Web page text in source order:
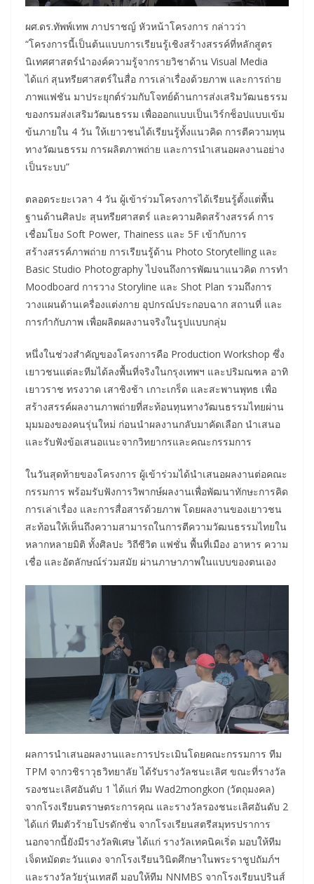
ผศ.ดร.ทัพพ์เทพ ภาปราชญ์ หัวหน้าโครงการ กล่าวว่า
“โครงการนี้เป็นต้นแบบการเรียนรู้เชิงสร้างสรรค์ที่หลักสูตร
นิเทศศาสตร์นำองค์ความรู้จากรายวิชาด้าน Visual Media
ได้แก่ สุนทรียศาสตร์ในสื่อ การเล่าเรื่องด้วยภาพ และการถ่าย
ภาพแฟชัน มาประยุกต์ร่วมกับโจทย์ด้านการส่งเสริมวัฒนธรรม
ของกรมส่งเสริมวัฒนธรรม เพื่อออกแบบเป็นเวิร์กช็อปแบบเข้ม
ข้นภายใน 4 วัน ให้เยาวชนได้เรียนรู้ทั้งแนวคิด การตีความทุน
ทางวัฒนธรรม การผลิตภาพถ่าย และการนำเสนอผลงานอย่าง
เป็นระบบ”
ตลอดระยะเวลา 4 วัน ผู้เข้าร่วมโครงการได้เรียนรู้ตั้งแต่พื้น
ฐานด้านศิลปะ สุนทรียศาสตร์ และความคิดสร้างสรรค์ การ
เชื่อมโยง Soft Power, Thainess และ 5F เข้ากับการ
สร้างสรรค์ภาพถ่าย การเรียนรู้ด้าน Photo Storytelling และ
Basic Studio Photography ไปจนถึงการพัฒนาแนวคิด การทำ
Moodboard การวาง Storyline และ Shot Plan รวมถึงการ
วางแผนด้านเครื่องแต่งกาย อุปกรณ์ประกอบฉาก สถานที่ และ
การกำกับภาพ เพื่อผลิตผลงานจริงในรูปแบบกลุ่ม
หนึ่งในช่วงสำคัญของโครงการคือ Production Workshop ซึ่ง
เยาวชนแต่ละทีมได้ลงพื้นที่จริงในกรุงเทพฯ และปริมณฑล อาทิ
เยาวราช ทรงวาด เสาชิงช้า เกาะเกร็ด และสะพานพุทธ เพื่อ
สร้างสรรค์ผลงานภาพถ่ายที่สะท้อนทุนทางวัฒนธรรมไทยผ่าน
มุมมองของคนรุ่นใหม่ ก่อนนำผลงานกลับมาคัดเลือก นำเสนอ
และรับฟังข้อเสนอแนะจากวิทยากรและคณะกรรมการ
ในวันสุดท้ายของโครงการ ผู้เข้าร่วมได้นำเสนอผลงานต่อคณะ
กรรมการ พร้อมรับฟังการวิพากษ์ผลงานเพื่อพัฒนาทักษะการคิด
การเล่าเรื่อง และการสื่อสารด้วยภาพ โดยผลงานของเยาวชน
สะท้อนให้เห็นถึงความสามารถในการตีความวัฒนธรรมไทยใน
หลากหลายมิติ ทั้งศิลปะ วิถีชีวิต แฟชั่น พื้นที่เมือง อาหาร ความ
เชื่อ และอัตลักษณ์ร่วมสมัย ผ่านภาษาภาพในแบบของตนเอง
ผลการนำเสนอผลงานและการประเมินโดยคณะกรรมการ ทีม
TPM จากวชิราวุธวิทยาลัย ได้รับรางวัลชนะเลิศ ขณะที่รางวัล
รองชนะเลิศอันดับ 1 ได้แก่ ทีม Wad2mongkon (วัตถุมงคล)
จากโรงเรียนตราษตระการคุณ และรางวัลรองชนะเลิศอันดับ 2
ได้แก่ ทีมตัวร้ายโปรดักชั่น จากโรงเรียนสตรีสมุทรปราการ
นอกจากนี้ยังมีรางวัลพิเศษ ได้แก่ รางวัลเทคนิคเริ่ด มอบให้ทีม
เจ็ดหมัดตะวันแดง จากโรงเรียนวินิตศึกษาในพระราชูปถัมภ์ฯ
และรางวัลวัยรุ่นเทสดี มอบให้ทีม NNMBS จากโรงเรียนปรินส์